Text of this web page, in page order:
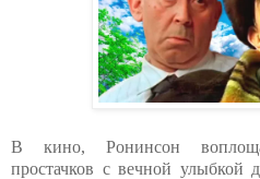
В кино, Ронинсон
простачков с вечной